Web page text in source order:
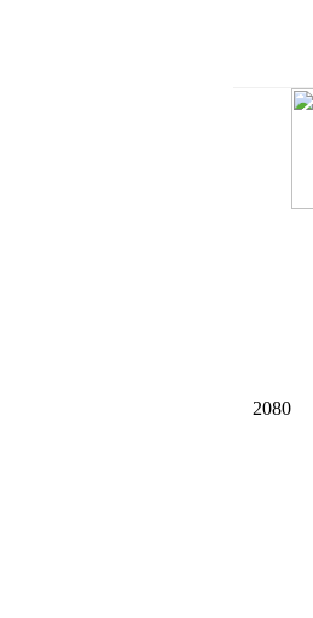
2080